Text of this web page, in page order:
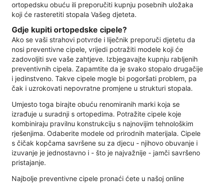
ortopedsku obuću ili preporučiti kupnju posebnih uložaka
koji će rasteretiti stopala Vašeg djeteta.
Gdje kupiti ortopedske cipele?
Ako se vaši strahovi potvrde i liječnik preporuči djetetu da
nosi preventivne cipele, vrijedi potražiti modele koji će
zadovoljiti sve vaše zahtjeve. Izbjegavajte kupnju rabljenih
preventivnih cipela. Zapamtite da je svako stopalo drugačije
i jedinstveno. Takve cipele mogle bi pogoršati problem, pa
čak i uzrokovati nepovratne promjene u strukturi stopala.
Umjesto toga birajte obuću renomiranih marki koja se
izrađuje u suradnji s ortopedima. Potražite cipele koje
kombiniraju pravilnu konstrukciju s najnovijim tehnološkim
rješenjima. Odaberite modele od prirodnih materijala. Cipele
s čičak kopčama savršene su za djecu - njihovo obuvanje i
izuvanje je jednostavno i - što je najvažnije - jamči savršeno
pristajanje.
Najbolje preventivne cipele pronaći ćete u našoj online